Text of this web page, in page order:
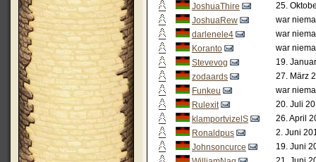
JoshuaThire
25.
JoshuaRew
war
darlenele4
war
Koranto
war
Stevevog
19.
zodaards
27. März
Funkeu
war
Rulexit
20. Juli
klamportvizelS
26. April
Ronaldpus
2. Juni
Johnsoncurce
19. Juni